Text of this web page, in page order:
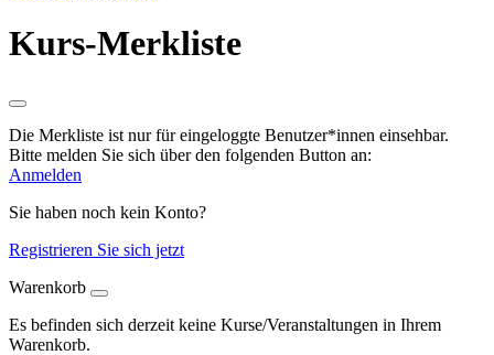
Kurs-Merkliste
Die Merkliste ist nur für eingeloggte Benutzer*innen einsehbar.
Bitte melden Sie sich über den folgenden Button an:
Anmelden
Sie haben noch kein Konto?
Registrieren Sie sich jetzt
Warenkorb
Es befinden sich derzeit keine Kurse/Veranstaltungen in Ihrem
Warenkorb.